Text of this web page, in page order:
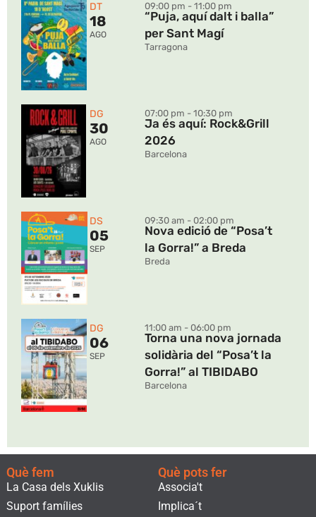
DT
18
AGO
09:00 pm - 11:00 pm
“Puja, aquí dalt i balla”
per Sant Magí
Tarragona
DG
30
AGO
07:00 pm - 10:30 pm
Ja és aquí: Rock&Grill
2026
Barcelona
DS
05
SEP
09:30 am - 02:00 pm
Nova edició de “Posa’t
la Gorra!” a Breda
Breda
DG
06
SEP
11:00 am - 06:00 pm
Torna una nova jornada
solidària del “Posa’t la
Gorra!” al TIBIDABO
Barcelona
Què fem
La Casa dels Xuklis
Suport famílies
Què pots fer
Associa't
Implica´t